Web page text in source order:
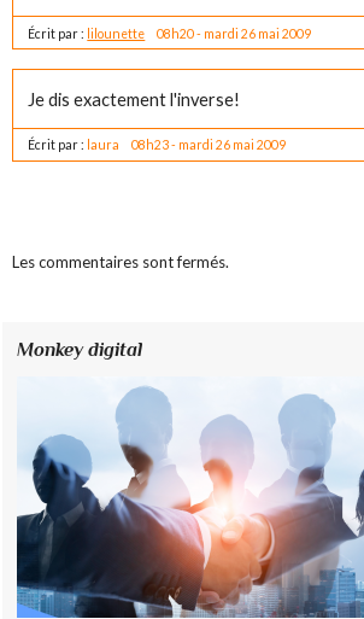
Écrit par : lilounette 08h20- mardi 26 mai 2009
Je dis exactement l'inverse!
Écrit par : laura 08h23- mardi 26 mai 2009
Les commentaires sont fermés.
Monkey digital